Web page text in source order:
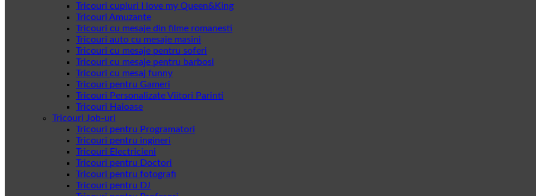
Tricouri cupluri I love my Queen&King
Tricouri Amuzante
Tricouri cu mesaje din filme romanesti
Tricouri auto cu mesaje masini
Tricouri cu mesaje pentru soferi
Tricouri cu mesaje pentru barbosi
Tricouri cu mesaj funny
Tricouri pentru Gameri
Tricouri Personalizate Viitori Parinti
Tricouri Haioase
Tricouri Job-uri
Tricouri pentru Programatori
Tricouri pentru ingineri
Tricouri Electricieni
Tricouri pentru Doctori
Tricouri pentru fotografi
Tricouri pentru DJ